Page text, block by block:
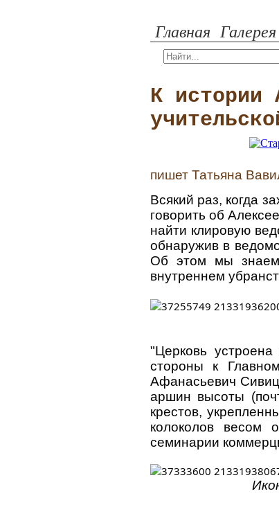
Главная Галерея
К истории
пишет Татьяна
Всякий раз, когда
говорить об
найти клировую
обнаружив в
Об этом мы знаем
внутреннем
"Церковь
стороны к
Афанасьевич
аршин высоты
крестов,
колоколов весом
семинарии